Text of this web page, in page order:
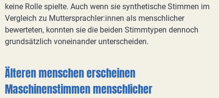
keine Rolle spielte. Auch wenn sie synthetische Stimmen im
Vergleich zu Muttersprachler:innen als menschlicher
bewerteten, konnten sie die beiden Stimmtypen dennoch
grundsätzlich voneinander unterscheiden.
Älteren menschen erscheinen
Maschinenstimmen menschlicher